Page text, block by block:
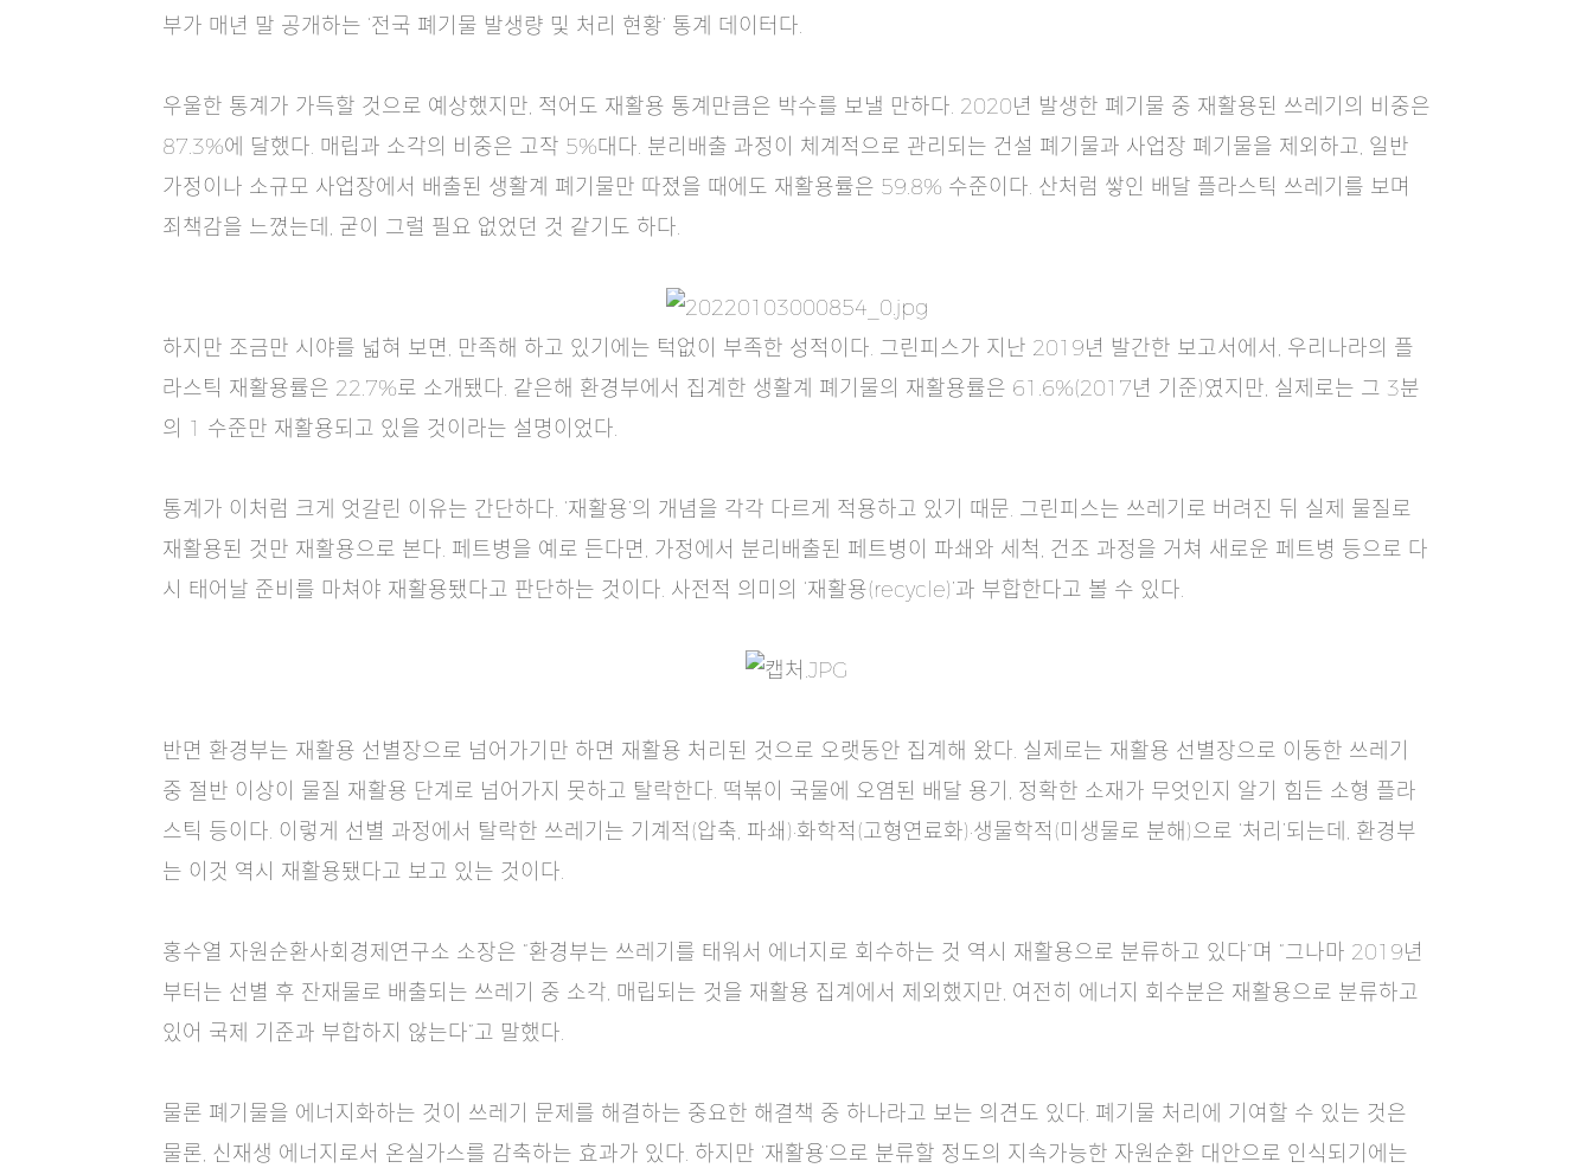
부가 매년 말 공개하는 ‘전국 폐기물 발생량 및 처리 현황’ 통계 데이터다.
우울한 통계가 가득할 것으로 예상했지만, 적어도 재활용 통계만큼은 박수를 보낼 만하다. 2020년 발생한 폐기물 중 재활용된 쓰레기의 비중은
87.3%에 달했다. 매립과 소각의 비중은 고작 5%대다. 분리배출 과정이 체계적으로 관리되는 건설 폐기물과 사업장 폐기물을 제외하고, 일반
가정이나 소규모 사업장에서 배출된 생활계 폐기물만 따졌을 때에도 재활용률은 59.8% 수준이다. 산처럼 쌓인 배달 플라스틱 쓰레기를 보며
죄책감을 느꼈는데, 굳이 그럴 필요 없었던 것 같기도 하다.
하지만 조금만 시야를 넓혀 보면, 만족해 하고 있기에는 턱없이 부족한 성적이다. 그린피스가 지난 2019년 발간한 보고서에서, 우리나라의 플
라스틱 재활용률은 22.7%로 소개됐다. 같은해 환경부에서 집계한 생활계 폐기물의 재활용률은 61.6%(2017년 기준)였지만, 실제로는 그 3분
의 1 수준만 재활용되고 있을 것이라는 설명이었다.
통계가 이처럼 크게 엇갈린 이유는 간단하다. ‘재활용’의 개념을 각각 다르게 적용하고 있기 때문. 그린피스는 쓰레기로 버려진 뒤 실제 물질로
재활용된 것만 재활용으로 본다. 페트병을 예로 든다면, 가정에서 분리배출된 페트병이 파쇄와 세척, 건조 과정을 거쳐 새로운 페트병 등으로 다
시 태어날 준비를 마쳐야 재활용됐다고 판단하는 것이다. 사전적 의미의 ‘재활용(recycle)’과 부합한다고 볼 수 있다.
반면 환경부는 재활용 선별장으로 넘어가기만 하면 재활용 처리된 것으로 오랫동안 집계해 왔다. 실제로는 재활용 선별장으로 이동한 쓰레기
중 절반 이상이 물질 재활용 단계로 넘어가지 못하고 탈락한다. 떡볶이 국물에 오염된 배달 용기, 정확한 소재가 무엇인지 알기 힘든 소형 플라
스틱 등이다. 이렇게 선별 과정에서 탈락한 쓰레기는 기계적(압축, 파쇄)·화학적(고형연료화)·생물학적(미생물로 분해)으로 ‘처리’되는데, 환경부
는 이것 역시 재활용됐다고 보고 있는 것이다.
홍수열 자원순환사회경제연구소 소장은 “환경부는 쓰레기를 태워서 에너지로 회수하는 것 역시 재활용으로 분류하고 있다”며 “그나마 2019년
부터는 선별 후 잔재물로 배출되는 쓰레기 중 소각, 매립되는 것을 재활용 집계에서 제외했지만, 여전히 에너지 회수분은 재활용으로 분류하고
있어 국제 기준과 부합하지 않는다”고 말했다.
물론 폐기물을 에너지화하는 것이 쓰레기 문제를 해결하는 중요한 해결책 중 하나라고 보는 의견도 있다. 폐기물 처리에 기여할 수 있는 것은
물론, 신재생 에너지로서 온실가스를 감축하는 효과가 있다. 하지만 ‘재활용’으로 분류할 정도의 지속가능한 자원순환 대안으로 인식되기에는